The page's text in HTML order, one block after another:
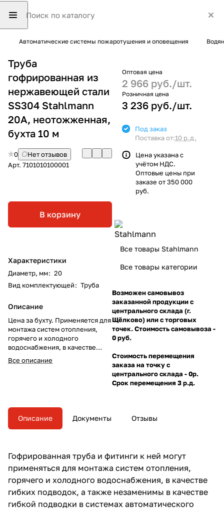
Автоматические системы пожаротушения и оповещения
Труба
гофрированная из
нержавеющей стали
SS304 Stahlmann
20A, неотожженная,
бухта 10 м
0
Нет отзывов
Арт. 7101010100001
В корзину
Характеристики
Диаметр, мм: 20
Вид комплектующей: Труба
Описание
Цена за бухту. Применяется для
монтажа систем отопления,
горячего и холодного
водоснабжения, в качестве
гибких подводок, а также
незаменимы в качестве гибкой
Все описание
Оптовая цена
2 966 руб./шт.
Розничная цена
3 236 руб./шт.
Под заказ
Поставка от:10 р.д.
Цена указана с
учётом НДС.
Оптовые цены при
заказе от 350 000
руб.
Все товары Stahlmann
Все товары категории
Возможен самовывоз
заказанной продукции с
центрального склада (г.
Щёлково) или с торговых
точек. Стоимость самовывоза -
0 руб.
Стоимость перемещения
заказа на точку с
центрального склада - 0р.
Срок перемещения 3 р.д.
Описание Документы Отзывы
Гофрированная труба и фитинги к ней могут
применяться для монтажа систем отопления,
горячего и холодного водоснабжения, в качестве
гибких подводок, а также незаменимы в качестве
гибкой подводки в системах автоматического